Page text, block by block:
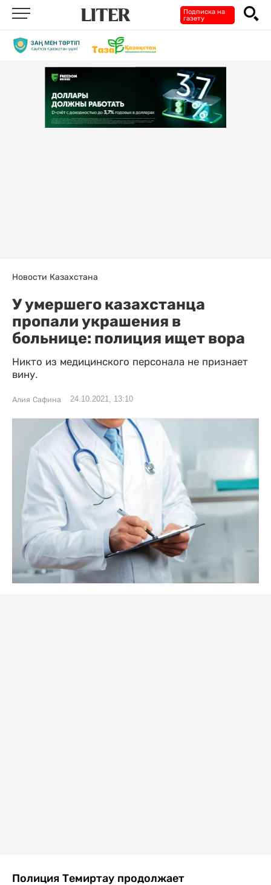
Подписка на
газету
Новости Казахстана
У умершего казахстанца
пропали украшения в
больнице: полиция ищет вора
Никто из медицинского персонала не признает
вину.
Алия Сафина 24.10.2021, 13:10
Полиция Темиртау продолжает